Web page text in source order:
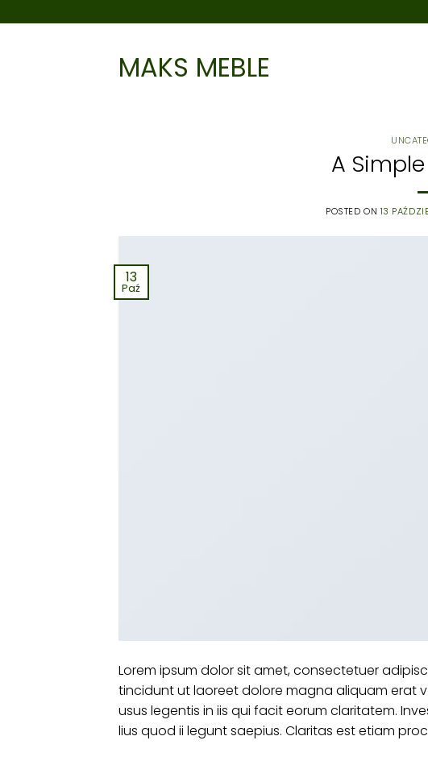
MAKS MEBLE
A
POSTED ON 13
13
Paź
Lorem ipsum dolor sit amet, consectetuer
tincidunt ut laoreet dolore magna aliquam erat
usus legentis in iis qui facit eorum claritatem.
lius quod ii legunt saepius. Claritas est etiam